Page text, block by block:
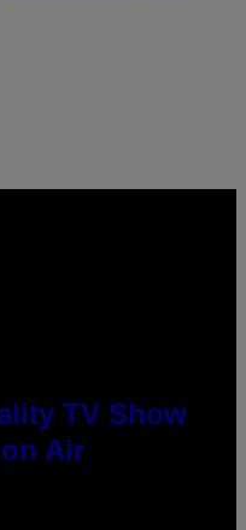
TV Show
Air